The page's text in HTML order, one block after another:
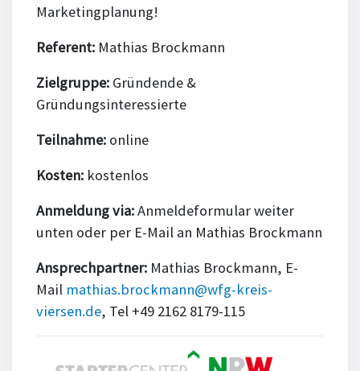
Marketingplanung!
Referent: Mathias Brockmann
Zielgruppe: Gründende &
Gründungsinteressierte
Teilnahme: online
Kosten: kostenlos
Anmeldung via:Anmeldeformular weiter
unten oder per E-Mail an Mathias Brockmann
Ansprechpartner: Mathias Brockmann, E-
Mail mathias.brockmann@wfg-kreis-
viersen.de, Tel +49 2162 8179-115